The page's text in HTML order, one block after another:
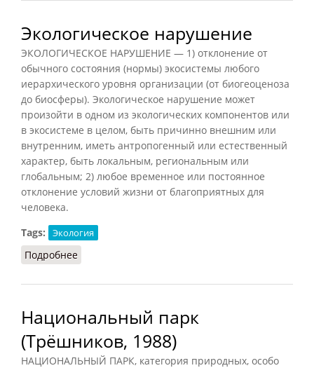
Экологическое нарушение
ЭКОЛОГИЧЕСКОЕ НАРУШЕНИЕ — 1) отклонение от
обычного состояния (нормы) экосистемы любого
иерархического уровня организации (от биогеоценоза
до биосферы). Экологическое нарушение может
произойти в одном из экологических компонентов или
в экосистеме в целом, быть причинно внешним или
внутренним, иметь антропогенный или естественный
характер, быть локальным, региональным или
глобальным; 2) любое временное или постоянное
отклонение условий жизни от благоприятных для
человека.
Tags:
Экология
Подробнее
Национальный парк
(Трёшников, 1988)
НАЦИОНАЛЬНЫЙ ПАРК, категория природных, особо